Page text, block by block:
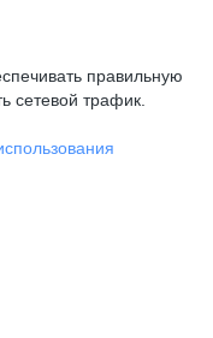
правильную
сетевой трафик.